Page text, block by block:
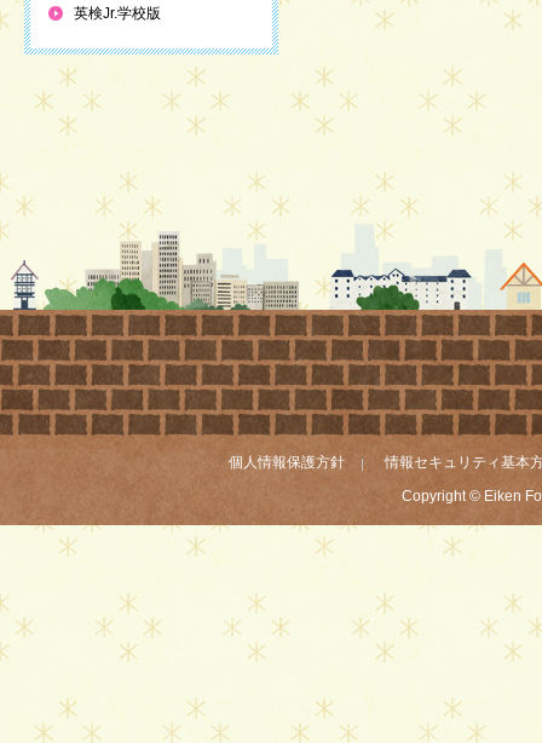
英検Jr.学校版
個人情報保護方針
情報セキュリティ基本
Copyright © Eiken